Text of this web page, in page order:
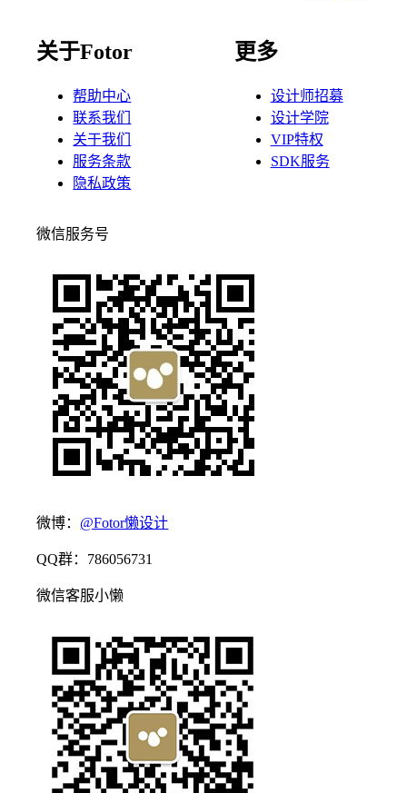
关于Fotor
帮助中心
联系我们
关于我们
服务条款
隐私政策
更多
设计师招募
设计学院
VIP特权
SDK服务
微信服务号
微博： @Fotor懒设计
QQ群：786056731
微信客服小懒